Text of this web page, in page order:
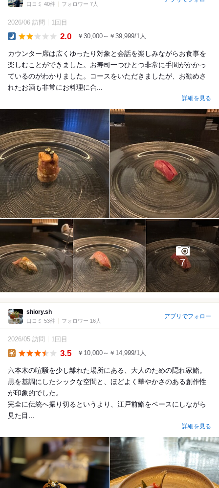
口コミ 40件 フォロワー 7人
2026/06 訪問 1回目
2.0 ￥30,000～￥39,999/1人
カウンター席は広くゆったり対象と会話を楽しみながらお食事を
楽しむことができました。お寿司一つひとつ非常に手間がかかっ
ているのがわかりました。コースをいただきましたが、お勧めさ
れたお酒も非常にお料理に合...
詳細を見る
7
shiory.sh
口コミ 53件 フォロワー 16人
アプリでフォロー
2026/05 訪問 1回目
3.5 ￥10,000～￥14,999/1人
六本木の喧騒を少し離れた場所にある、大人のための隠れ家鮨。
黒を基調にしたシックな空間と、ほどよく華やかさのある創作性
が印象的でした。
完全に伝統へ振り切るというより、江戸前鮨をベースにしながら
見た目...
詳細を見る